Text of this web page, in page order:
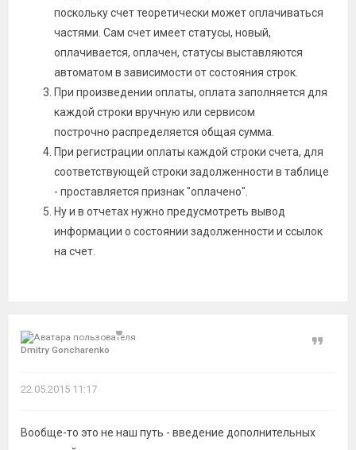
поскольку счет теоретически может оплачиваться
частями. Сам счет имеет статусы, новый,
оплачивается, оплачен, статусы выставляются
автоматом в зависимости от состояния строк.
При произведении оплаты, оплата заполняется для
каждой строки вручную или сервисом
построчно распределяется общая сумма.
При регистрации оплаты каждой строки счета, для
соответствующей строки задолженности в таблице
- проставляется признак "оплачено".
Ну и в отчетах нужно предусмотреть вывод
информации о состоянии задолженности и ссылок
на счет.
Dmitry Goncharenko
Цитата
22.05.2015 11:17
Вообще-то это не наш путь - введение дополнительных